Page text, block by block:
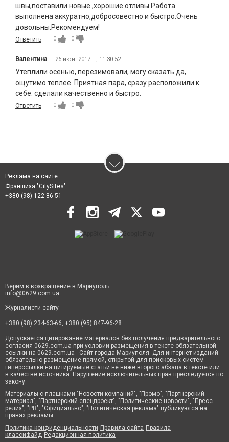
швы,поставили новые ,хорошие отливы.Работа
выполнена аккуратно,добросовестно и быстро.Очень
довольны.Рекомендуем!
Ответить 0 0
Валентина 26 июн. 2017 г., 11:30:52
Утеплили осенью, перезимовали, могу сказать да,
ощутимо теплее. Приятная пара, сразу расположили к
себе. сделали качественно и быстро.
Ответить 0 0
Реклама на сайте
Франшиза "CitySites"
+380 (98) 122-86-51
Верим в возвращение в Мариуполь
info@0629.com.ua
Журналисти сайту
+380 (98) 234-63-66, +380 (95) 847-96-28
Допускается цитирование материалов без получения предварительного
согласия 0629.com.ua при условии размещения в тексте обязательной
ссылки на 0629.com.ua - Сайт города Мариуполя. Для интернет-изданий
обязательно размещение прямой, открытой для поисковых систем
гиперссылки на цитируемые статьи не ниже второго абзаца в тексте или
в качестве источника. Нарушение исключительных прав преследуется по
закону.
Материалы с плашками "Новости компаний", "Промо", "Партнерский
материал", "Партнерский спецпроект", "Политические новости", "Пресс-
релиз", "PR", "Официально", "Политическая реклама" публикуются на
правах рекламы.
Политика конфиденциальности Правила сайта Правила
классифайд Редакционная политика